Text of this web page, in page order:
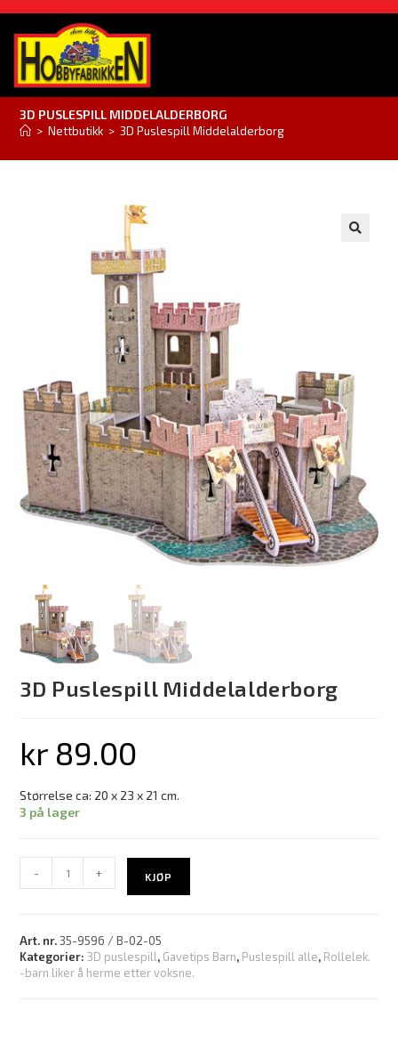
3D PUSLESPILL MIDDELALDERBORG
> Nettbutikk > 3D Puslespill Middelalderborg
3D Puslespill Middelalderborg
kr 89.00
Størrelse ca: 20 x 23 x 21 cm.
3 på lager
- + KJØP
Art. nr.35-9596 / B-02-05
Kategorier:3D puslespill, Gavetips Barn, Puslespill alle, Rollelek.
-barn liker å herme etter voksne.